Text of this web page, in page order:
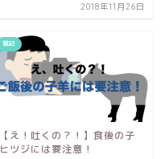
2018年11月26日
雑記
【え！吐くの？！】食後の子
ヒツジには要注意！